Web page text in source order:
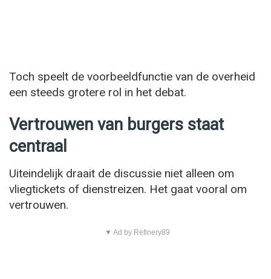
Toch speelt de voorbeeldfunctie van de overheid
een steeds grotere rol in het debat.
Vertrouwen van burgers staat
centraal
Uiteindelijk draait de discussie niet alleen om
vliegtickets of dienstreizen. Het gaat vooral om
vertrouwen.
▼ Ad by Refinery89